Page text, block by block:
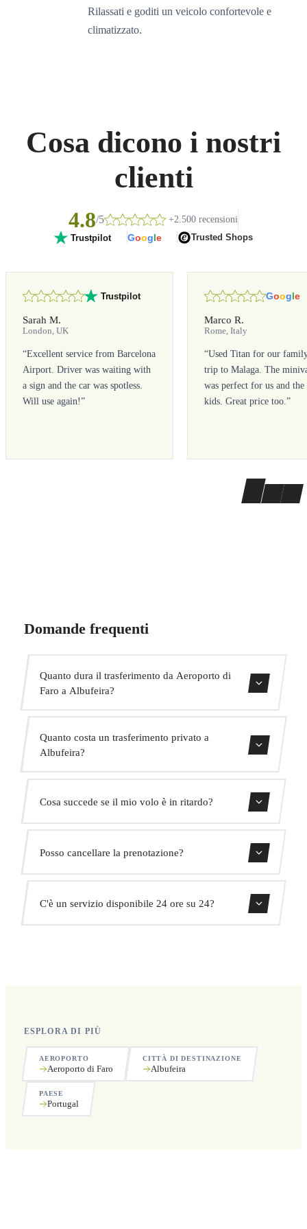
Rilassati e goditi un veicolo confortevole e
climatizzato.
Cosa dicono i nostri
clienti
4.8/5 +2.500 recensioni
Trustpilot Google Trusted Shops
Trustpilot
Sarah M.
London, UK
“Excellent service from Barcelona
Airport. Driver was waiting with
a sign and the car was spotless.
Will use again!”
Google
Marco R.
Rome, Italy
“Used Titan for our
trip to Malaga. The
was perfect for us and the
kids. Great price too.”
Domande frequenti
Quanto dura il trasferimento da Aeroporto di
Faro a Albufeira?
Quanto costa un trasferimento privato a
Albufeira?
prezzo fisso immediato. Senza costi nascosti.
Cosa succede se il mio volo è in ritardo?
adatterà automaticamente l'orario di ritiro senza costi
aggiuntivi.
Posso cancellare la prenotazione?
Sì, puoi cancellare gratuitamente fino a 24 ore prima del
ritiro.
C'è un servizio disponibile 24 ore su 24?
ESPLORA DI PIÙ
AEROPORTO
Aeroporto di Faro
CITTÀ DI DESTINAZIONE
Albufeira
PAESE
Portugal